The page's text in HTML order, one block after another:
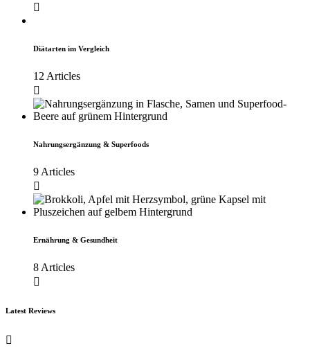
Diätarten im Vergleich
12 Articles
Nahrungsergänzung & Superfoods
9 Articles
Ernährung & Gesundheit
8 Articles
Latest Reviews